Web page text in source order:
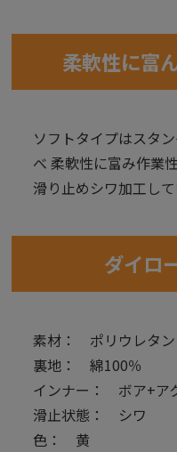
柔軟性に富
ソフトタイプはスタ
べ 柔軟性に富み作業
滑り止めシワ加工して
ダイロ
素材： ポリウレタン
裏地： 綿100％
インナー： ボア+ア
滑止状態： シワ
色： 黄